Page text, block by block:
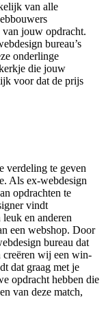
van alle
jouw opdracht.
bureau’s
onderlinge
die jouw
voor dat de prijs
verdeling te geven
Als ex-webdesign
opdrachten te
vindt
en anderen
een webshop. Door
bureau dat
creëren wij een win-
dat graag met je
opdracht hebben die
van deze match,